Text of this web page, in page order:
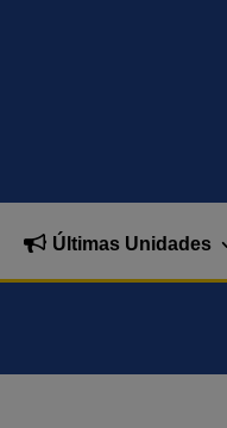
Últimas Unidades